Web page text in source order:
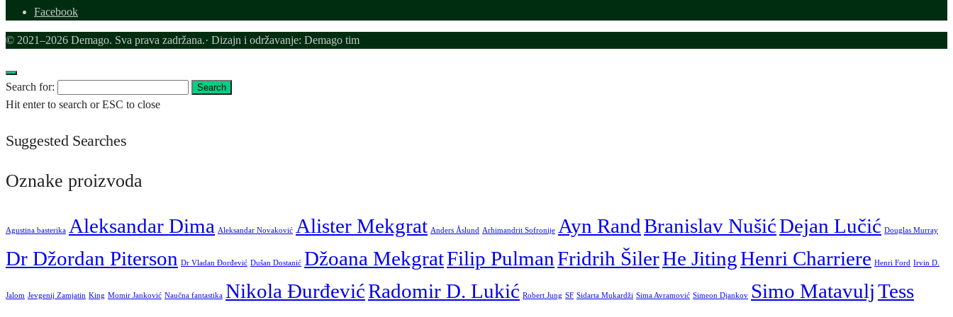
Facebook
© 2021–2026 Demago. Sva prava zadržana.· Dizajn i održavanje: Demago tim
Search for: Search
Hit enter to search or ESC to close
Suggested Searches
Oznake proizvoda
Agustina basterika Aleksandar Dima Aleksandar Novaković Alister Mekgrat Anders Åslund Arhimandrit Sofronije Ayn RandBranislav NušićDejan Lučić Douglas Murray
Dr Džordan Piterson Dr Vladan Đorđević Dušan Dostanić Džoana MekgratFilip PulmanFridrih ŠilerHe JitingHenri Charriere Henri Ford Irvin D.
Jalom Jevgenij Zamjatin King Momir Janković Naučna fantastika Nikola ĐurđevićRadomir D. Lukić Robert Jung SF Sidarta Mukardži Sima Avramović Simeon Djankov Simo MatavuljTess